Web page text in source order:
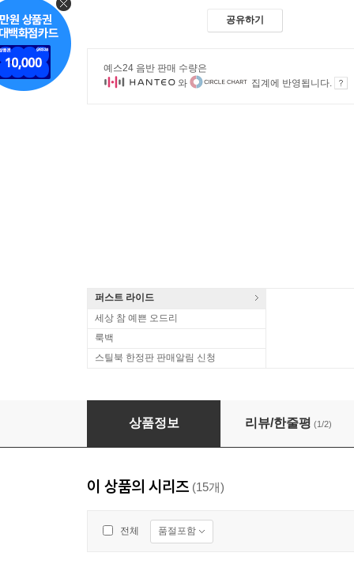
공유하기
예스24 음반 판매 수량은
와
집계에 반영됩니다.
퍼스트 라이드
세상 참 예쁜 오드리
룩백
스틸북 한정판 판매알림 신청
세상의 모든 음악 방송 10주년 기념 박스세트
상품정보 리뷰/한줄평 (1/2)
이 상품의 시리즈 (15개)
전체 품절포함